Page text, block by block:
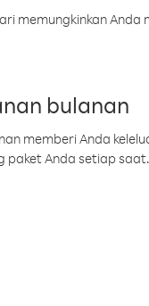
memungkinkan
bulanan
memberi Anda
paket Anda setiap